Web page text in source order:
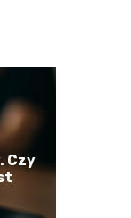
Czy